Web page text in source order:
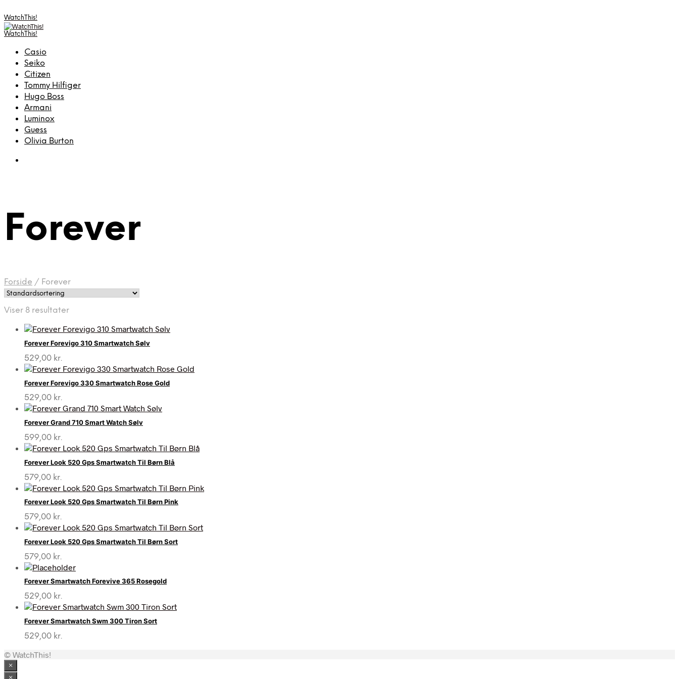
WatchThis!
WatchThis!
Casio
Seiko
Citizen
Tommy Hilfiger
Hugo Boss
Armani
Luminox
Guess
Olivia Burton
Forever
Forside / Forever
Viser 8 resultater
Forever Forevigo 310 Smartwatch Sølv
529,00 kr.
Forever Forevigo 330 Smartwatch Rose Gold
529,00 kr.
Forever Grand 710 Smart Watch Sølv
599,00 kr.
Forever Look 520 Gps Smartwatch Til Børn Blå
579,00 kr.
Forever Look 520 Gps Smartwatch Til Børn Pink
579,00 kr.
Forever Look 520 Gps Smartwatch Til Børn Sort
579,00 kr.
Forever Smartwatch Forevive 365 Rosegold
529,00 kr.
Forever Smartwatch Swm 300 Tiron Sort
529,00 kr.
© WatchThis!
×
×